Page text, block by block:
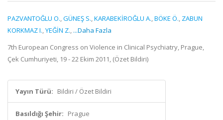
PAZVANTOĞLU O.,GÜNEŞ S.,KARABEKİROĞLU A.,BÖKE Ö., ZABUN
KORKMAZ I.,YEĞİN Z., ...Daha Fazla
7th European Congress on Violence in Clinical Psychiatry, Prague,
Çek Cumhuriyeti, 19 - 22 Ekim 2011, (Özet Bildiri)
Yayın Türü: Bildiri / Özet Bildiri
Basıldığı Şehir: Prague